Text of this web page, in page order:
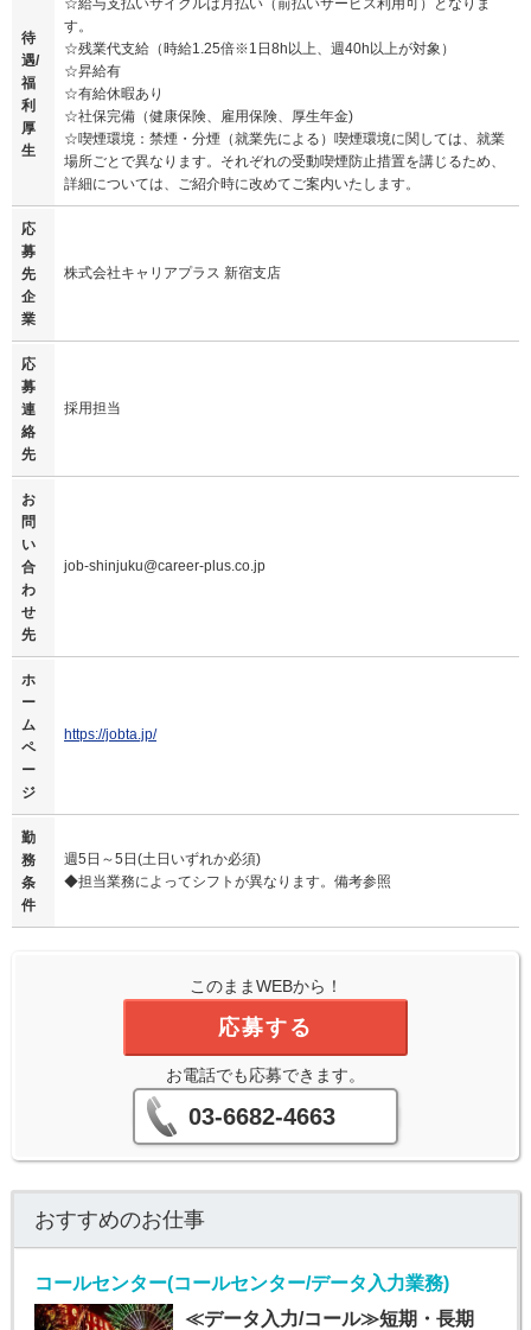
待
遇/
福
利
厚
生
す。
☆残業代支給（時給1.25倍※1日8h以上、週40h以上が対象）
☆昇給有
☆有給休暇あり
☆社保完備（健康保険、雇用保険、厚生年金)
☆喫煙環境：禁煙・分煙（就業先による）喫煙環境に関しては、就業
場所ごとで異なります。それぞれの受動喫煙防止措置を講じるため、
詳細については、ご紹介時に改めてご案内いたします。
応
募
先
企
業
株式会社キャリアプラス 新宿支店
応
募
連
絡
先
採用担当
お
問
い
合
わ
せ
先
job-shinjuku@career-plus.co.jp
ホ
ー
ム
ペ
ー
ジ
https://jobta.jp/
勤
務
条
件
週5日～5日(土日いずれか必須)
◆担当業務によってシフトが異なります。備考参照
このままWEBから！
応募する
お電話でも応募できます。
03-6682-4663
おすすめのお仕事
コールセンター(コールセンター/データ入力業務)
≪データ入力/コール≫短期・長期